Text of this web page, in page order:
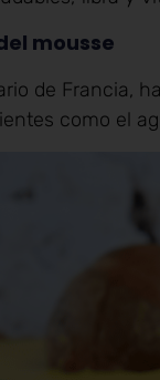
mousse
de Francia,
como el